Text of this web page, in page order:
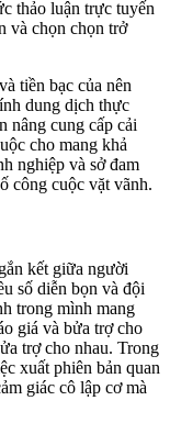
thảo luận trực tuyến
và chọn chọn trở
tiền bạc của nên
dung dịch thực
nâng cung cấp cải
cho mang khả
nghiệp và sở đam
công cuộc vặt vãnh.
kết giữa người
số diễn bọn và đội
trong mình mang
giá và bửa trợ cho
trợ cho nhau. Trong
xuất phiên bản quan
giác cô lập cơ mà